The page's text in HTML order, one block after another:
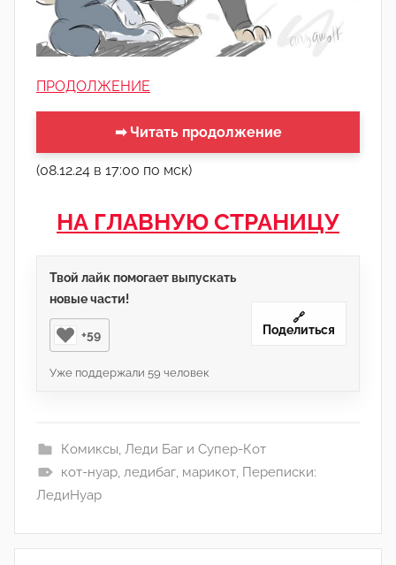
ПРОДОЛЖЕНИЕ
➡ Читать продолжение
(08.12.24 в 17:00 по мск)
НА ГЛАВНУЮ СТРАНИЦУ
Твой лайк помогает выпускать
новые части!
+59
Уже поддержали 59 человек
🔗
Поделиться
Комиксы, Леди Баг и Супер-Кот
кот-нуар, ледибаг, марикот, Переписки:
ЛедиНуар